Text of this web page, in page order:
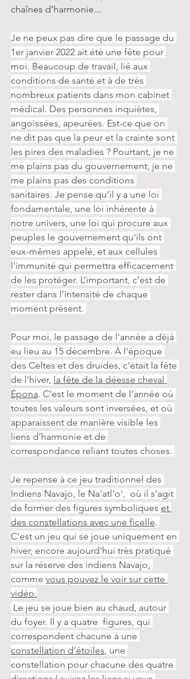
chaînes d’harmonie...
Je ne peux pas dire que le passage du
1er janvier 2022 ait été une fête pour
moi. Beaucoup de travail, lié aux
conditions de santé et à de très
nombreux patients dans mon cabinet
médical. Des personnes inquiètes,
angoissées, apeurées. Est-ce que on
ne dit pas que la peur et la crainte sont
les pires des maladies ? Pourtant, je ne
me plains pas du gouvernement, je ne
me plains pas des conditions
sanitaires. Je pense qu’il y a une loi
fondamentale, une loi inhérente à
notre univers, une loi qui procure aux
peuples le gouvernement qu'ils ont
eux-mêmes appelé, et aux cellules
l'immunité qui permettra efficacement
de les protéger. L’important, c’est de
rester dans l’intensité de chaque
moment présent.
Pour moi, le passage de l'année a déjà
eu lieu au 15 décembre. À l'époque
des Celtes et des druides, c'était la fête
de l'hiver, la fête de la déesse cheval
Épona. C'est le moment de l'année où
toutes les valeurs sont inversées, et où
apparaissent de manière visible les
liens d’harmonie et de
correspondance reliant toutes choses.
Je repense à ce jeu traditionnel des
Indiens Navajo, le Na'atl'o',  où il s'agit
de former des figures symboliques et
des constellations avec une ficelle.
C'est un jeu qui se joue uniquement en
hiver, encore aujourd'hui très pratiqué
sur la réserve des indiens Navajo,
comme vous pouvez le voir sur cette
vidéo.
du foyer. Il y a quatre  figures, qui
correspondent chacune à une
constellation d’étoiles, une
constellation pour chacune des quatre